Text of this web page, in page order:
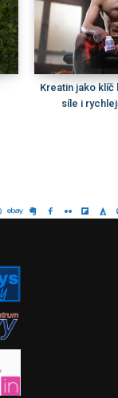
Kreatin jako klíč
síle i